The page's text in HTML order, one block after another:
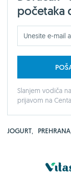
početaka
Slanjem vodiča
prijavom na
JOGURT, PREHRANA